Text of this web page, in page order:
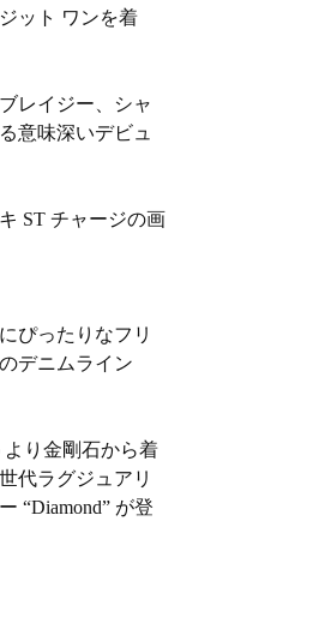
ット ワンを着
レイジー、シャ
意味深いデビュ
ST チャージの画
ぴったりなフリ
デニムライン
より金剛石から着
代ラグジュアリ
“Diamond” が登